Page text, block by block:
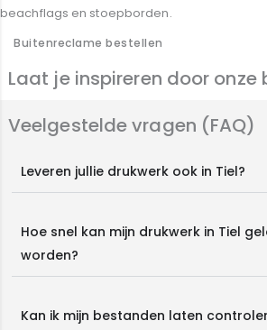
beachflags en stoepborden.
Buitenreclame bestellen
Laat je inspireren door onze
Veelgestelde vragen (FAQ)
Leveren jullie drukwerk ook in Tiel?
Hoe snel kan mijn drukwerk in Tiel
worden?
Kan ik mijn bestanden laten